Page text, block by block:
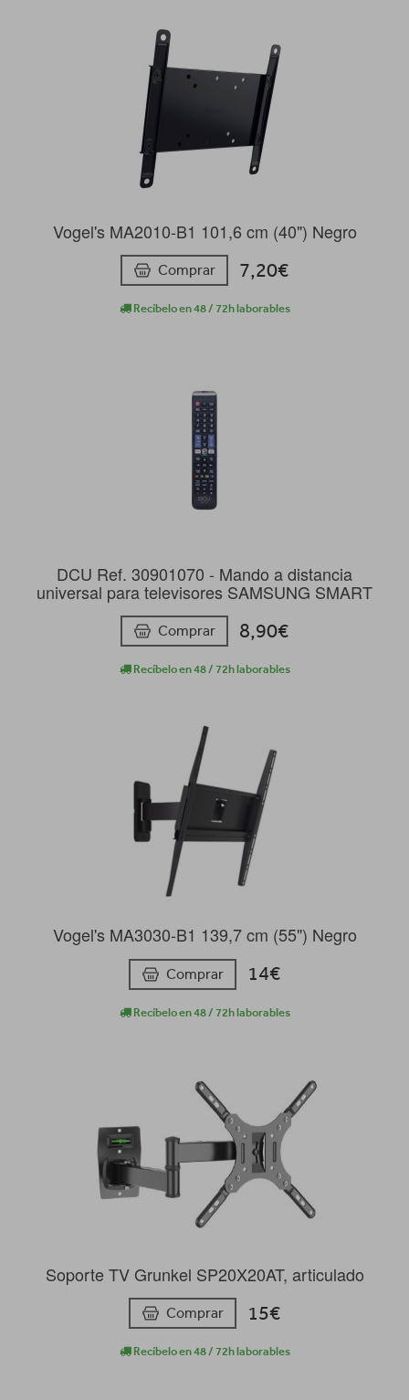
Vogel's MA2010-B1 101,6 cm (40") Negro
Comprar 7,20€
Recíbelo en 48 / 72h laborables
DCU Ref. 30901070 - Mando a distancia
universal para televisores SAMSUNG SMART
Comprar 8,90€
Recíbelo en 48 / 72h laborables
Vogel's MA3030-B1 139,7 cm (55") Negro
Comprar 14€
Recíbelo en 48 / 72h laborables
Soporte TV Grunkel SP20X20AT, articulado
Comprar 15€
Recíbelo en 48 / 72h laborables